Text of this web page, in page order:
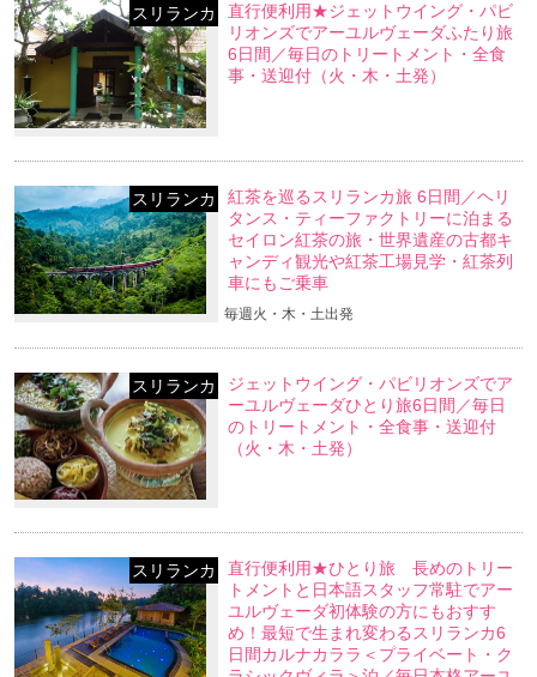
スリランカ
直行便利用★ジェットウイング・パビ
リオンズでアーユルヴェーダふたり旅
6日間／毎日のトリートメント・全食
事・送迎付（火・木・土発）
スリランカ
紅茶を巡るスリランカ旅 6日間／ヘリ
タンス・ティーファクトリーに泊まる
セイロン紅茶の旅・世界遺産の古都キ
ャンディ観光や紅茶工場見学・紅茶列
車にもご乗車
毎週火・木・土出発
スリランカ
ジェットウイング・パビリオンズでア
ーユルヴェーダひとり旅6日間／毎日
のトリートメント・全食事・送迎付
（火・木・土発）
スリランカ
直行便利用★ひとり旅 長めのトリー
トメントと日本語スタッフ常駐でアー
ユルヴェーダ初体験の方にもおすす
め！最短で生まれ変わるスリランカ6
日間カルナカララ＜プライベート・ク